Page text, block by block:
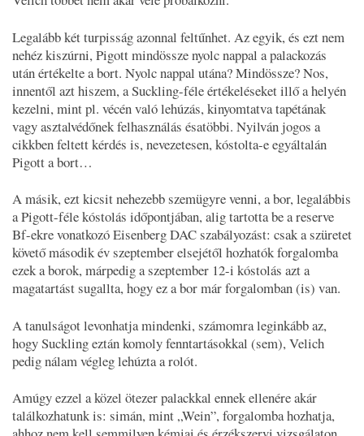
Legalább két turpisság azonnal feltűnhet. Az egyik, és ezt nem
nehéz kiszúrni, Pigott mindössze nyolc nappal a palackozás
után értékelte a bort. Nyolc nappal utána? Mindössze? Nos,
innentől azt hiszem, a Suckling-féle értékeléseket illő a helyén
kezelni, mint pl. vécén való lehúzás, kinyomtatva tapétának
vagy asztalvédőnek felhasználás ésatöbbi. Nyilván jogos a
cikkben feltett kérdés is, nevezetesen, kóstolta-e egyáltalán
Pigott a bort…
A másik, ezt kicsit nehezebb szemügyre venni, a bor, legalábbis
a Pigott-féle kóstolás időpontjában, alig tartotta be a reserve
Bf-ekre vonatkozó Eisenberg DAC szabályozást: csak a szüretet
követő második év szeptember elsejétől hozhatók forgalomba
ezek a borok, márpedig a szeptember 12-i kóstolás azt a
magatartást sugallta, hogy ez a bor már forgalomban (is) van.
A tanulságot levonhatja mindenki, számomra leginkább az,
hogy Suckling eztán komoly fenntartásokkal (sem), Velich
pedig nálam végleg lehúzta a rolót.
Amúgy ezzel a közel ötezer palackkal ennek ellenére akár
találkozhatunk is: simán, mint „Wein”, forgalomba hozhatja,